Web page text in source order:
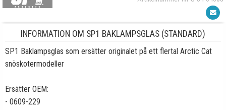
INFORMATION OM SP1 BAKLAMPSGLAS (STANDARD)
SP1 Baklampsglas som ersätter originalet på ett flertal Arctic Cat
snöskotermodeller
Ersätter OEM:
- 0609-229